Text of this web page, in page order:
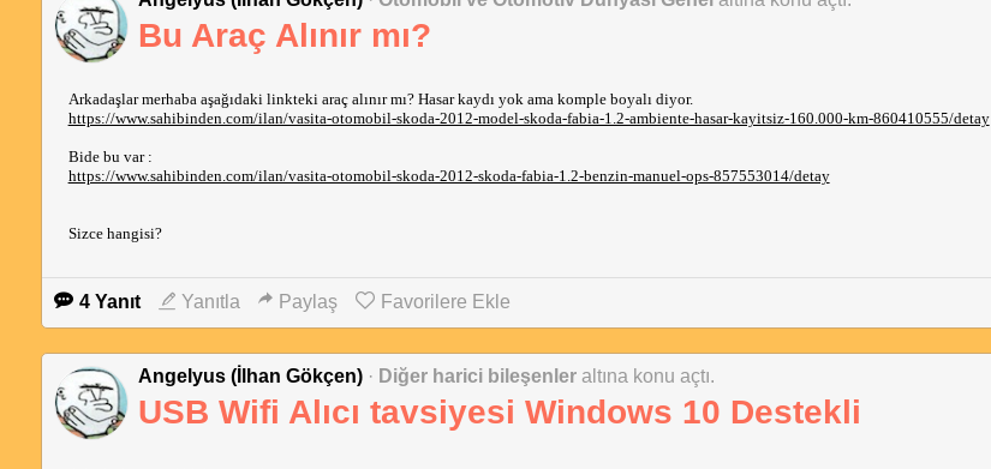
Bu Araç Alınır mı?
Arkadaşlar merhaba aşağıdaki linkteki araç alınır mı? Hasar kaydı yok ama komple boyalı diyor.
https://www.sahibinden.com/ilan/vasita-otomobil-skoda-2012-model-skoda-fabia-1.2-ambiente-hasar-kayitsiz-160.000-km-860410555/detay
Bide bu var :
https://www.sahibinden.com/ilan/vasita-otomobil-skoda-2012-skoda-fabia-1.2-benzin-manuel-ops-857553014/detay
Sizce hangisi?
4 Yanıt Yanıtla Paylaş Favorilere Ekle
Angelyus (İlhan Gökçen) · Diğer harici bileşenler altına konu açtı.
USB Wifi Alıcı tavsiyesi Windows 10 Destekli